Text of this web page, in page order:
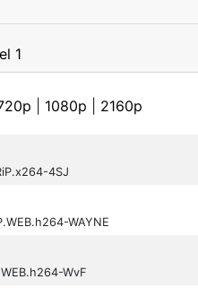
1
1080p 2160p
4SJ
WAYNE
WvF